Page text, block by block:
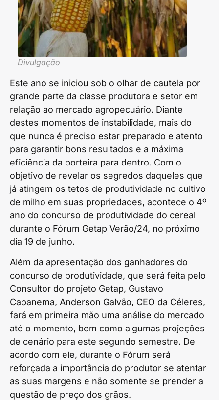
Divulgação
Este ano se iniciou sob o olhar de cautela por
grande parte da classe produtora e setor em
relação ao mercado agropecuário. Diante
destes momentos de instabilidade, mais do
que nunca é preciso estar preparado e atento
para garantir bons resultados e a máxima
eficiência da porteira para dentro. Com o
objetivo de revelar os segredos daqueles que
já atingem os tetos de produtividade no cultivo
de milho em suas propriedades, acontece o 4º
ano do concurso de produtividade do cereal
durante o Fórum Getap Verão/24, no próximo
dia 19 de junho.
Além da apresentação dos ganhadores do
concurso de produtividade, que será feita pelo
Consultor do projeto Getap, Gustavo
Capanema, Anderson Galvão, CEO da Céleres,
fará em primeira mão uma análise do mercado
até o momento, bem como algumas projeções
de cenário para este segundo semestre. De
acordo com ele, durante o Fórum será
reforçada a importância do produtor se atentar
as suas margens e não somente se prender a
questão de preço dos grãos.